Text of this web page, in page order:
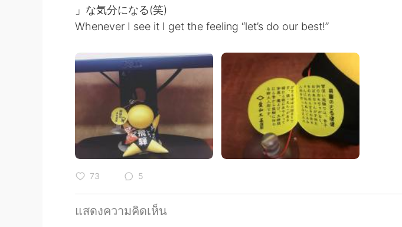
」な気分になる(笑)
Whenever I see it I get the feeling “let’s do our best!”
73 5
แสดงความคิดเห็น